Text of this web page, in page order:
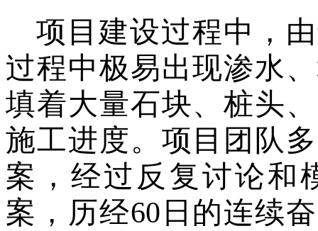
项目建设过程中，
过程中极易出现渗水
填着大量石块、桩头
施工进度。项目团队
案，经过反复讨论和
案，历经60日的连续